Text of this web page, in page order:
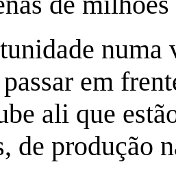
numa
em
ali que
de produção